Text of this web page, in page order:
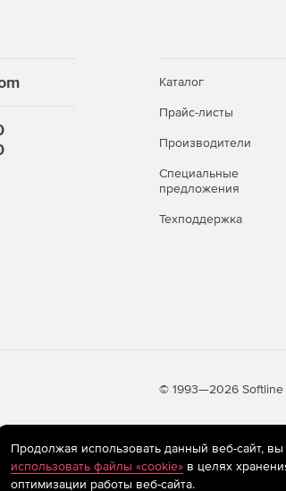
Каталог
Прайс-листы
Производители
Специальные
предложения
Техподдержка
© 1993—2026 Softline
store.softline.ru применяются
сведений, относящихся к предпочтениям
Продолжая использовать данный веб-сайт,
использовать файлы «cookie»в целях
оптимизации работы веб-сайта.